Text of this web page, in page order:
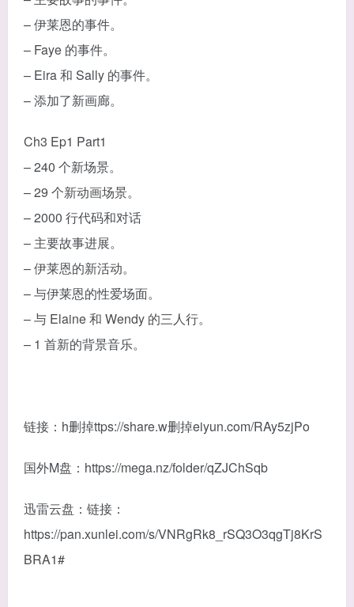
– 伊莱恩的事件。
– Faye 的事件。
– Eira 和 Sally 的事件。
– 添加了新画廊。
Ch3 Ep1 Part1
– 240 个新场景。
– 29 个新动画场景。
– 2000 行代码和对话
– 主要故事进展。
– 伊莱恩的新活动。
– 与伊莱恩的性爱场面。
– 与 Elaine 和 Wendy 的三人行。
– 1 首新的背景音乐。
链接：h删掉ttps://share.w删掉eiyun.com/RAy5zjPo
国外M盘：https://mega.nz/folder/qZJChSqb
迅雷云盘：链接：
https://pan.xunlei.com/s/VNRgRk8_rSQ3O3qgTj8KrS
BRA1#